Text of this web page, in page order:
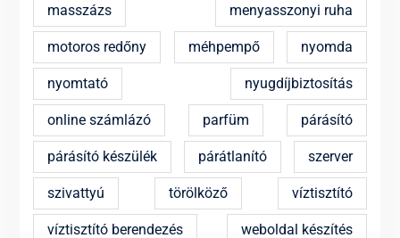
masszázs menyasszonyi ruha
motoros redőny méhpempő nyomda
nyomtató nyugdíjbiztosítás
online számlázó parfüm párásító
párásító készülék párátlanító szerver
szivattyú törölköző víztisztító
víztisztító berendezés weboldal készítés